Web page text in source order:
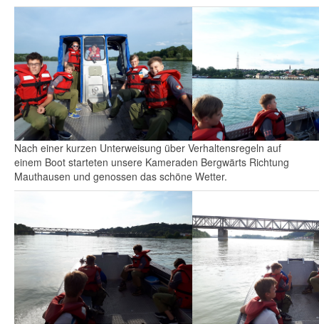
Nach einer kurzen Unterweisung über Verhaltensregeln auf
einem Boot starteten unsere Kameraden Bergwärts Richtung
Mauthausen und genossen das schöne Wetter.